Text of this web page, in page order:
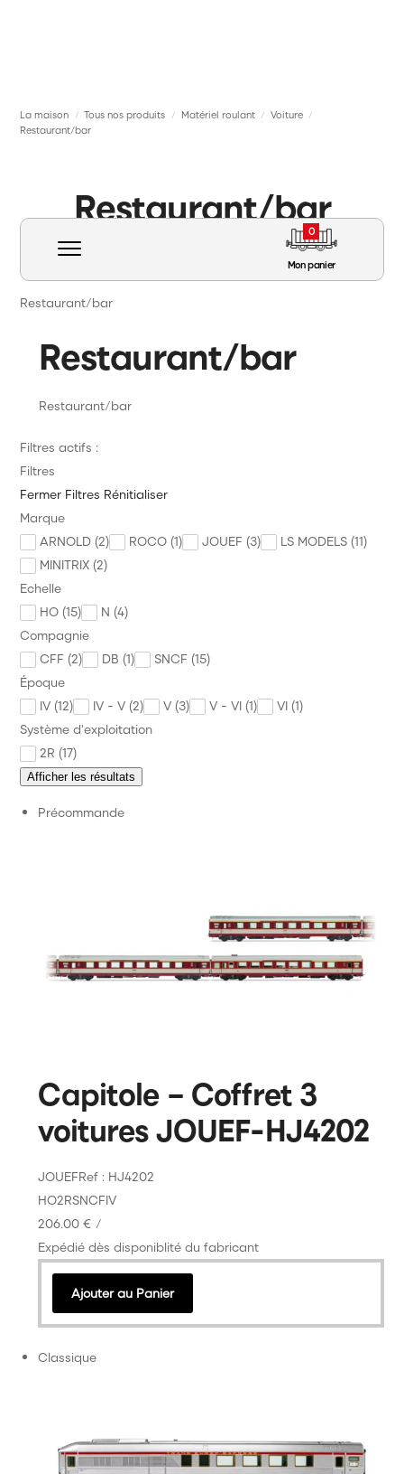
Mon panier
0
Diorama Maquette
Véhicule Personnage
Alimentation Digital Commande
Outillage et Consommable
Annonces des trains
Précommande Nouveauté à paraître
PROMOS
Divers
News
Citadel Colour
La maison / Tous nos produits / Matériel roulant / Voiture /
Restaurant/bar
Restaurant/bar
Restaurant/bar
Restaurant/bar
Restaurant/bar
Filtres actifs :
Filtres
Fermer Filtres Rénitialiser
Marque
ARNOLD (2)
ROCO (1) JOUEF (3)
LS MODELS (11)
MINITRIX (2)
Echelle
HO (15)
N (4)
Compagnie
CFF (2)
DB (1)
SNCF (15)
Époque
IV (12)
IV - V (2) V (3) V - VI (1)
VI (1)
Système d'exploitation
2R (17)
Afficher les résultats
Précommande
Capitole – Coffret 3
voitures JOUEF-HJ4202
JOUEFRef : HJ4202
HO2RSNCFIV
206.00 € /
Expédié dès disponiblité du fabricant
Ajouter au Panier
Classique